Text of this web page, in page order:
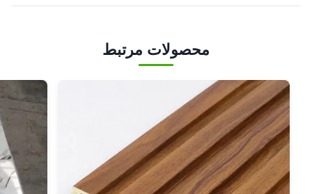
محصولات مرتبط